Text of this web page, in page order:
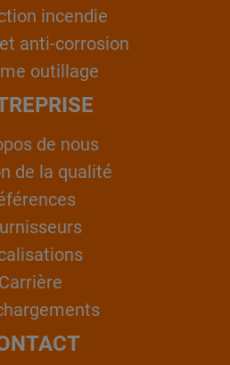
incendie
anti-corrosion
outillage
de nous
de la qualité
Carrière